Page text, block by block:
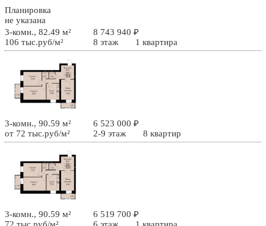
Планировка
не указана
3-комн., 82.49 м²
8 743 940 ₽
106 тыс.руб/м²
8 этаж 1 квартира
3-комн., 90.59 м²
6 523 000 ₽
от 72 тыс.руб/м²
2-9 этаж 8 квартир
3-комн., 90.59 м²
6 519 700 ₽